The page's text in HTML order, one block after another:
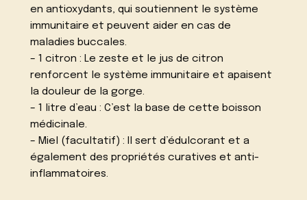
en antioxydants, qui soutiennent le système
immunitaire et peuvent aider en cas de
maladies buccales.
– 1 citron : Le zeste et le jus de citron
renforcent le système immunitaire et apaisent
la douleur de la gorge.
– 1 litre d’eau : C’est la base de cette boisson
médicinale.
– Miel (facultatif) : Il sert d’édulcorant et a
également des propriétés curatives et anti-
inflammatoires.